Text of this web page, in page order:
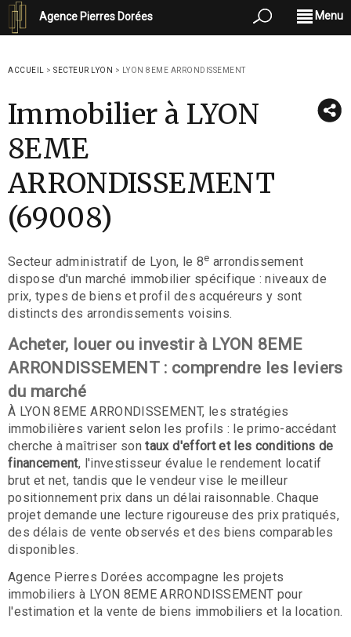
Agence Pierres Dorées Menu
ACCUEIL > SECTEUR LYON > LYON 8EME ARRONDISSEMENT
Immobilier à LYON
8EME
ARRONDISSEMENT
(69008)
Secteur administratif de Lyon, le 8e arrondissement
dispose d'un marché immobilier spécifique : niveaux de
prix, types de biens et profil des acquéreurs y sont
distincts des arrondissements voisins.
Acheter, louer ou investir à LYON 8EME
ARRONDISSEMENT : comprendre les leviers
du marché
À LYON 8EME ARRONDISSEMENT, les stratégies
immobilières varient selon les profils : le primo-accédant
cherche à maîtriser sontaux d'effort et les conditions de
financement, l'investisseur évalue le rendement locatif
brut et net, tandis que le vendeur vise le meilleur
positionnement prix dans un délai raisonnable. Chaque
projet demande une lecture rigoureuse des prix pratiqués,
des délais de vente observés et des biens comparables
disponibles.
Agence Pierres Dorées accompagne les projets
immobiliers à LYON 8EME ARRONDISSEMENT pour
l'estimation et la vente de biens immobiliers et la location.